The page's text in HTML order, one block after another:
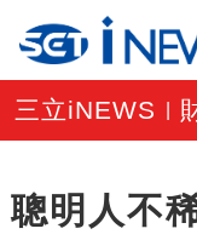
三立iNEWS
聰明人不